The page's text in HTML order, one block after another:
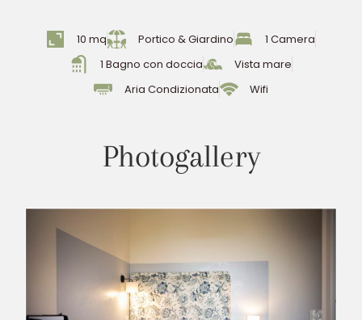
10 mq Portico & Giardino
1 Camera
1 Bagno con doccia
Vista mare
Aria Condizionata
Wifi
Photogallery